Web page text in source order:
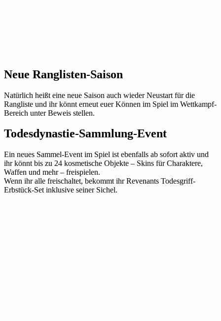
Neue Ranglisten-Saison
Natürlich heißt eine neue Saison auch wieder Neustart für die
Rangliste und ihr könnt erneut euer Können im Spiel im Wettkampf-
Bereich unter Beweis stellen.
Todesdynastie-Sammlung-Event
Ein neues Sammel-Event im Spiel ist ebenfalls ab sofort aktiv und
ihr könnt bis zu 24 kosmetische Objekte – Skins für Charaktere,
Waffen und mehr – freispielen.
Wenn ihr alle freischaltet, bekommt ihr Revenants Todesgriff-
Erbstück-Set inklusive seiner Sichel.